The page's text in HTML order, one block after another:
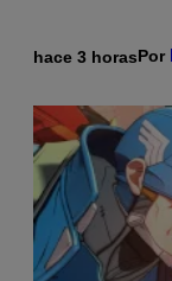
hace 3 horasPor